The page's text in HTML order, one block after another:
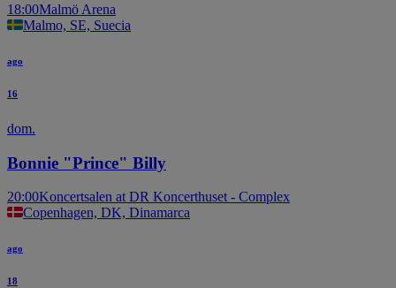
18:00Malmö Arena
Malmo, SE, Suecia
ago
16
dom.
Bonnie "Prince" Billy
20:00Koncertsalen at DR Koncerthuset - Complex
Copenhagen, DK, Dinamarca
ago
18